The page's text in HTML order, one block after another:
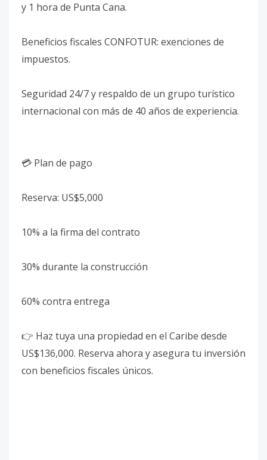
y 1 hora de Punta Cana.
Beneficios fiscales CONFOTUR: exenciones de
impuestos.
Seguridad 24/7 y respaldo de un grupo turístico
internacional con más de 40 años de experiencia.
💳 Plan de pago
Reserva: US$5,000
10% a la firma del contrato
30% durante la construcción
60% contra entrega
👉 Haz tuya una propiedad en el Caribe desde
US$136,000. Reserva ahora y asegura tu inversión
con beneficios fiscales únicos.